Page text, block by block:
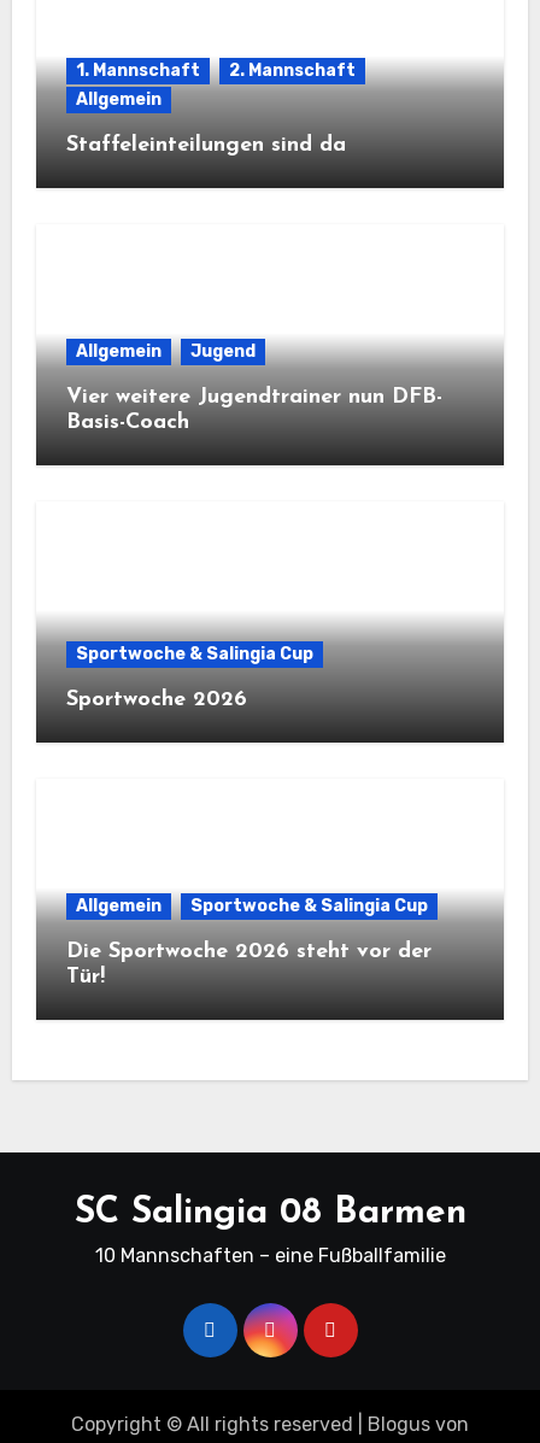
1. Mannschaft
2. Mannschaft
Allgemein
Staffeleinteilungen sind da
Allgemein Jugend
Vier weitere Jugendtrainer nun DFB-
Basis-Coach
Sportwoche & Salingia Cup
Sportwoche 2026
Allgemein Sportwoche & Salingia Cup
Die Sportwoche 2026 steht vor der
Tür!
SC Salingia 08 Barmen
10 Mannschaften – eine Fußballfamilie
Copyright © All rights reserved Blogus von